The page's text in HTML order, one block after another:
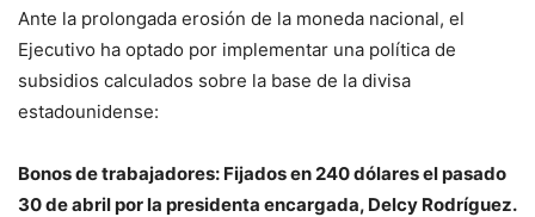
Ante la prolongada erosión de la moneda nacional, el
Ejecutivo ha optado por implementar una política de
subsidios calculados sobre la base de la divisa
estadounidense:
Bonos de trabajadores: Fijados en 240 dólares el pasado
30 de abril por la presidenta encargada, Delcy Rodríguez.